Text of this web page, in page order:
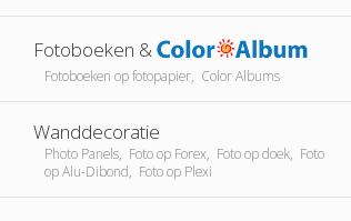
Fotoboeken &
Fotoboeken op fotopapier, Color Albums
Wanddecoratie
Photo Panels, Foto op Forex, Foto op doek, Foto
op Alu-Dibond, Foto op Plexi